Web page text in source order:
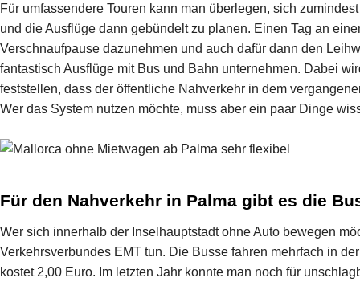
Für umfassendere Touren kann man überlegen, sich
und die Ausflüge dann gebündelt zu planen. Einen Tag an
Verschnaufpause dazunehmen und auch dafür dann den
fantastisch Ausflüge mit Bus und Bahn unternehmen. Dabei
feststellen, dass der öffentliche Nahverkehr in dem
Wer das System nutzen möchte, muss aber ein paar Dinge
Für den Nahverkehr in Palma gibt es die
Wer sich innerhalb der Inselhauptstadt ohne Auto bewegen
Verkehrsverbundes EMT tun. Die Busse fahren mehrfach in
kostet 2,00 Euro. Im letzten Jahr konnte man noch für